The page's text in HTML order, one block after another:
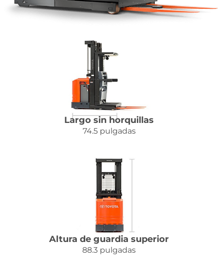
Largo sin horquillas
74.5 pulgadas
Altura de guardia superior
88.3 pulgadas